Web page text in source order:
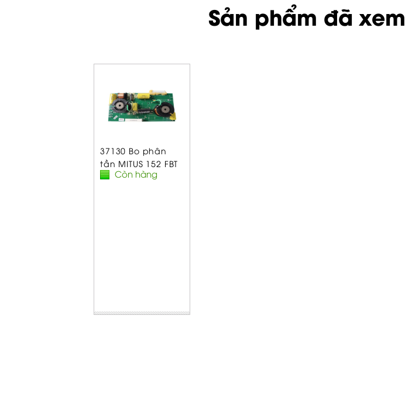
Sản phẩm đã xem
37130 Bo phân
tần MITUS 152 FBT
Còn hàng